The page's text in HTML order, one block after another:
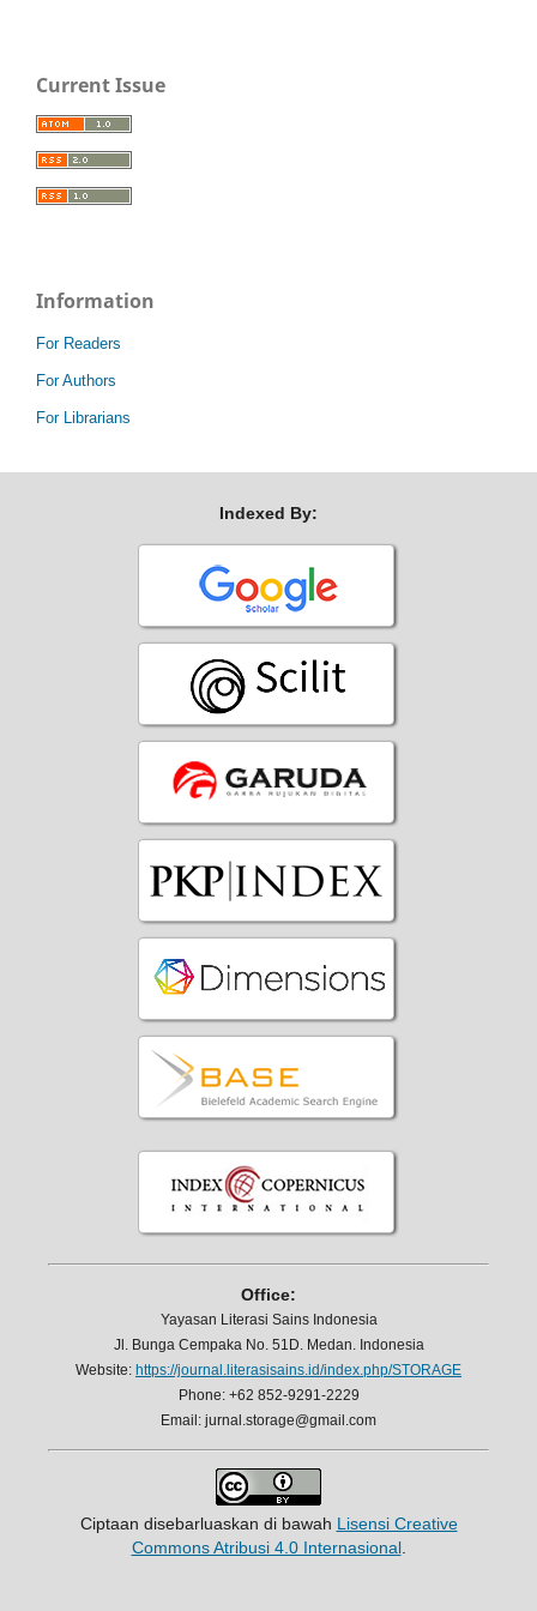
Current Issue
Information
For Readers
For Authors
For Librarians
Indexed By:
Office:
Yayasan Literasi Sains Indonesia
Jl. Bunga Cempaka No. 51D. Medan. Indonesia
Website: https://journal.literasisains.id/index.php/STORAGE
Phone: +62 852-9291-2229
Email: jurnal.storage@gmail.com
Ciptaan disebarluaskan di bawah Lisensi Creative
Commons Atribusi 4.0 Internasional.